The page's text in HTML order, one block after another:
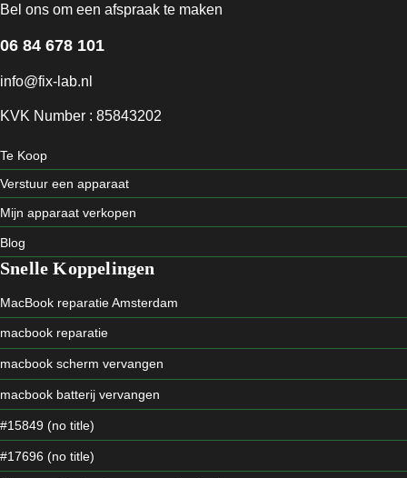
Bel ons om een afspraak te maken
06 84 678 101
info@fix-lab.nl
KVK Number : 85843202
Te Koop
Verstuur een apparaat
Mijn apparaat verkopen
Blog
Snelle Koppelingen
MacBook reparatie Amsterdam
macbook reparatie
macbook scherm vervangen
macbook batterij vervangen
#15849 (no title)
#17696 (no title)